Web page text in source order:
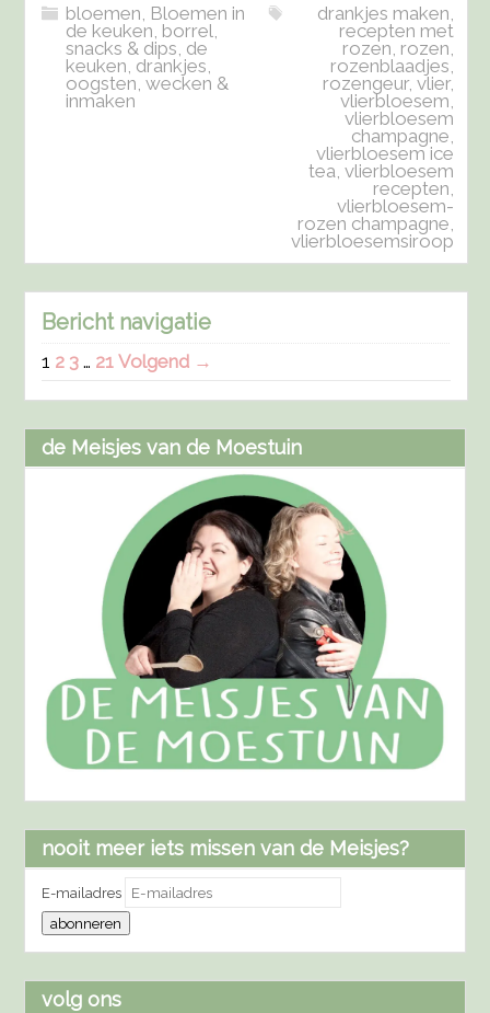
bloemen Bloemen in
de keuken borrel,
snacks & dips de
keuken drankjes
oogsten ,wecken &
inmaken
drankjes maken
recepten met
rozen rozen
rozenblaadjes
rozengeur, vlier,
vlierbloesem
vlierbloesem
champagne
vlierbloesem ice
tea vlierbloesem
recepten
vlierbloesem-
rozen champagne
vlierbloesemsiroop
Bericht navigatie
1 2 3 … 21 Volgend →
de Meisjes van de Moestuin
nooit meer iets missen van de Meisjes?
E-mailadres
abonneren
volg ons